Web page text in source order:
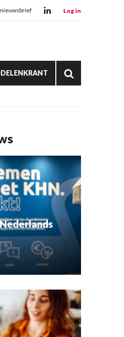
Log in